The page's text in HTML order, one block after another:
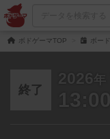
ボドゲーマTOP ボー
終了
2026 年